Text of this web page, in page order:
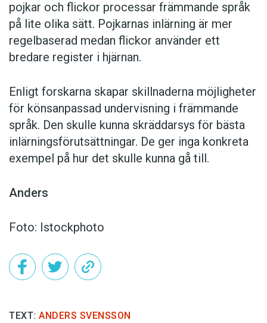
pojkar och flickor processar främmande språk
på lite olika sätt. Pojkarnas inlärning är mer
regelbaserad medan flickor använder ett
bredare register i hjärnan.
Enligt forskarna skapar skillnaderna möjligheter
för könsanpassad undervisning i främmande
språk. Den skulle kunna skräddarsys för bästa
inlärningsförutsättningar. De ger inga konkreta
exempel på hur det skulle kunna gå till.
Anders
Foto: Istockphoto
TEXT: ANDERS SVENSSON